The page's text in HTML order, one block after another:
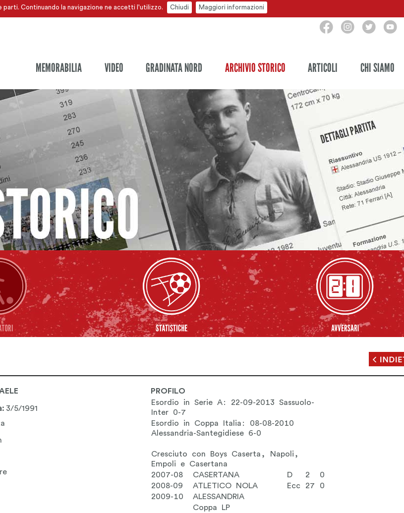
Continuando la navigazione ne accetti l'utilizzo. Chiudi Maggiori informazioni
MEMORABILIA VIDEO GRADINATA NORD ARCHIVIO STORICO ARTICOLI CHI SIAMO
3/5/1991
PROFILO
Esordio in Serie A: 22-09-2013 Sassuolo-
Inter 0-7
Esordio in Coppa Italia: 08-08-2010
Alessandria-Santegidiese 6-0
Cresciuto con Boys Caserta, Napoli,
Empoli e Casertana
2007-08
CASERTANA D 2
0
2008-09
ATLETICO NOLA Ecc 27
0
2009-10
ALESSANDRIA
Coppa LP